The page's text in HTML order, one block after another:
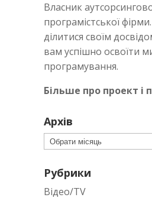
Власник
програмістської
ділитися своїм
вам успішно освоїти
програмування.
Більше про проект і
Архів
Архів
Рубрики
Відео/TV